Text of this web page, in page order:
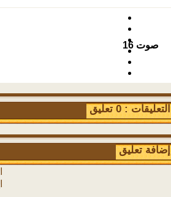
16 صوت
التعليقات : 0 تعليق
إضافة تعليق